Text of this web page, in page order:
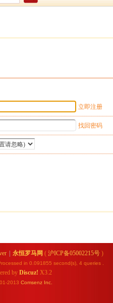
立即注册
找回密码
永恒罗马网 ( 沪ICP备05002215号 )
in 0.091855 second(s), 4 queries .
by Discuz! X3.2
2013 Comsenz Inc.